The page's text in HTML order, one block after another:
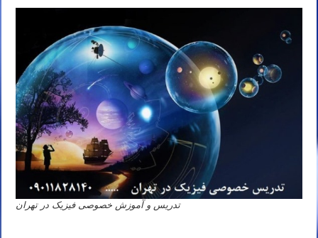
تدریس و آموزش خصوصی فیزیک در تهران